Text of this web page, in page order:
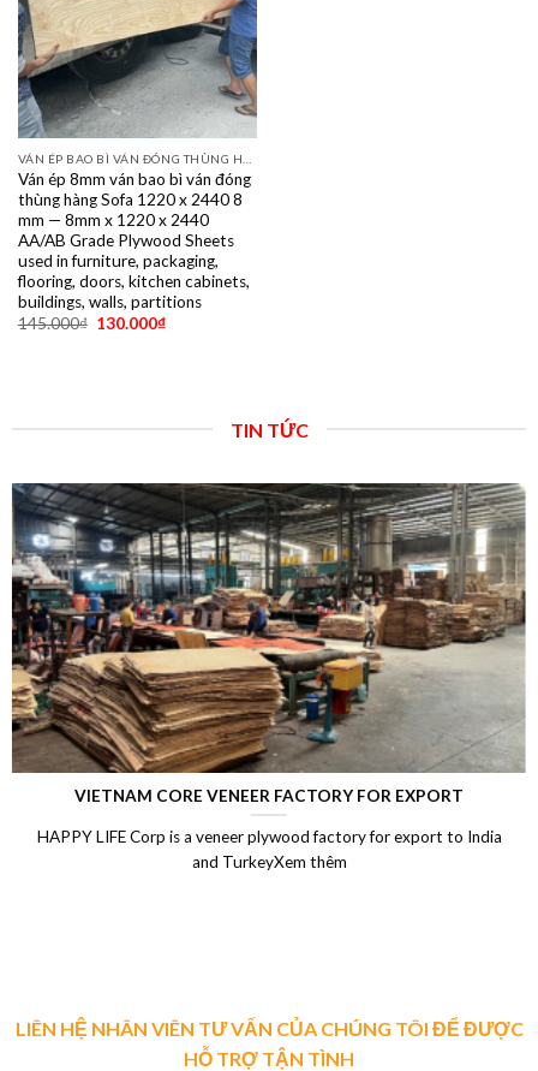
Ván ép 8mm ván bao bì ván đóng
thùng hàng Sofa 1220 x 2440 8
mm — 8mm x 1220 x 2440
AA/AB Grade Plywood Sheets
used in furniture, packaging,
flooring, doors, kitchen cabinets,
buildings, walls, partitions
145.000₫ 130.000₫
TIN TỨC
India
LAMINATED VENEER LUMBER (LVL)
Laminated Wood, LVL Laminated Veneer Lumber, LVL
Vietnam, LVL Timber, Vietnam plywood exportXem
LIÊN HỆ NHÂN VIÊN TƯ VẤN CỦA CHÚNG TÔI ĐỂ ĐƯỢC
HỖ TRỢ TẬN TÌNH